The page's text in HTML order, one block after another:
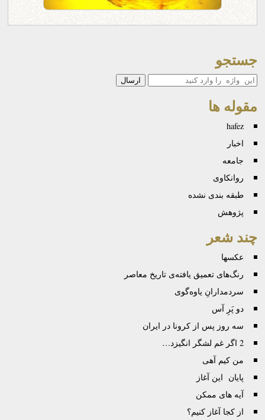
جستجو
جستجو
مقوله ها
hafez
اخبار
جامعه
روانكاوی
طبقه بندی نشده
پژوهش
چند شعر
عكسها
رنگ‌های تعمیق یافته‌ی تاریخ معاصر
سردمدارانِ یاوه‌گوی
دو پَرِ آس
سه روز پس از کرونا در ایران
2 اگر غم لشگر انگیزد…
من کیم آهی
پایان این آغاز
آیه های ممکن
از کجا آغاز کنیم؟